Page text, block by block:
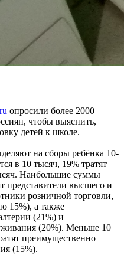
опросили более 2000
чтобы выяснить,
детей к школе.
на сборы ребёнка 10-
в 10 тысяч, 19% тратят
Наибольшие суммы
представители высшего и
розничной торговли,
15%), а также
(21%) и
(20%). Меньше 10
преимущественно
(15%).